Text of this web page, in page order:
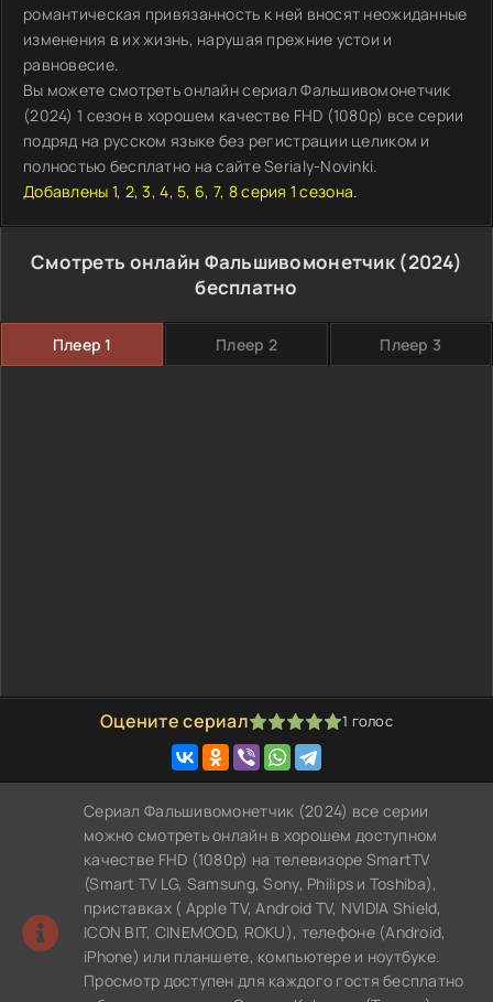
романтическая привязанность к ней вносят неожиданные
изменения в их жизнь, нарушая прежние устои и
равновесие.
Вы можете смотреть онлайн сериал Фальшивомонетчик
(2024) 1 сезон в хорошем качестве FHD (1080p) все серии
подряд на русском языке без регистрации целиком и
полностью бесплатно на сайте Serialy-Novinki.
Добавлены 1, 2, 3, 4, 5, 6, 7, 8 серия 1 сезона.
Смотреть онлайн Фальшивомонетчик (2024)
бесплатно
Плеер 1 Плеер 2 Плеер 3
Оцените сериал
1 2 3 4 5 1 голос
Сериал Фальшивомонетчик (2024) все серии
можно смотреть онлайн в хорошем доступном
качестве FHD (1080p) на телевизоре SmartTV
(Smart TV LG, Samsung, Sony, Philips и Toshiba),
приставках ( Apple TV, Android TV, NVIDIA Shield,
ICON BIT, CINEMOOD, ROKU), телефоне (Android,
iPhone) или планшете, компьютере и ноутбуке.
Просмотр доступен для каждого гостя бесплатно